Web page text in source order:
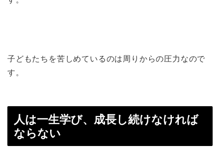
子どもたちを苦しめているのは周りからの圧力なので
す。
人は一生学び、成長し続けなければ
ならない